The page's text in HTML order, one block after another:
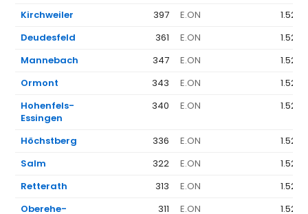
Kirchweiler 397 E.ON
1.523
Deudesfeld
361 E.ON
1.523
Mannebach
347 E.ON
1.523
Ormont
343 E.ON
1.523
Hohenfels-
Essingen
340 E.ON 1.523
Höchstberg 336 E.ON
1.523
Salm
322 E.ON
1.523
Retterath
313 E.ON
1.523
Oberehe-
311 E.ON 1.523